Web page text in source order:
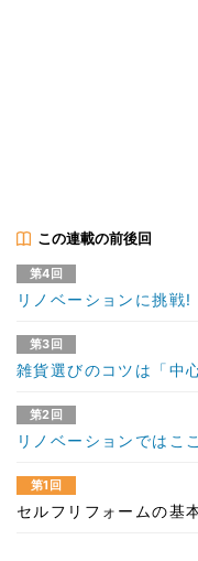
この連載の前後回
第4回
リノベーションに挑戦
第3回
雑貨選びのコツは「中
第2回
リノベーションではこ
第1回
セルフリフォームの基